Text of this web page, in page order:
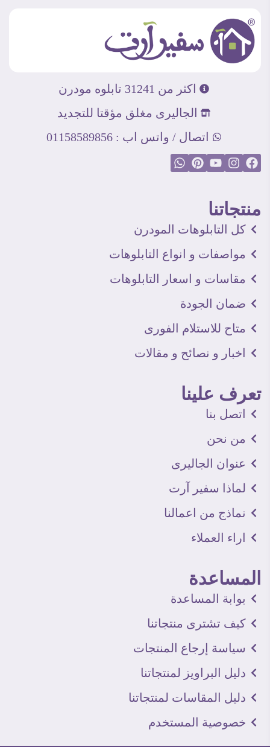
اكثر من 31241 تابلوه مودرن
الجاليرى مغلق مؤقتا للتجديد
اتصال / واتس اب : 01158589856
منتجاتنا
كل التابلوهات المودرن
مواصفات و انواع التابلوهات
مقاسات و اسعار التابلوهات
ضمان الجودة
متاح للاستلام الفورى
اخبار و نصائح و مقالات
تعرف علينا
اتصل بنا
من نحن
عنوان الجاليرى
لماذا سفير آرت
نماذج من اعمالنا
اراء العملاء
المساعدة
بوابة المساعدة
كيف تشترى منتجاتنا
سياسة إرجاع المنتجات
دليل البراويز لمنتجاتنا
دليل المقاسات لمنتجاتنا
خصوصية المستخدم